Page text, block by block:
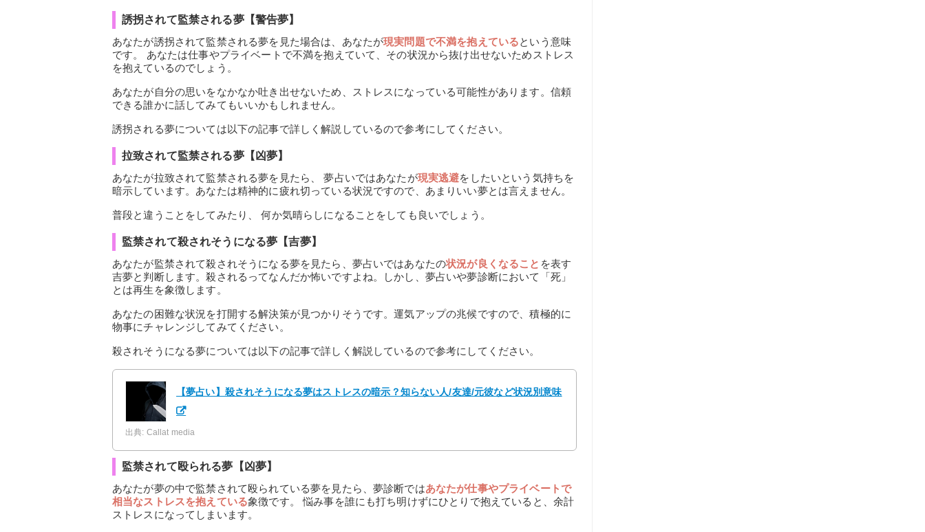
誘拐されて監禁される夢【警告夢】
あなたが誘拐されて監禁される夢を見た場合は、あなたが現実問題で不満を抱えているという意味
です。 あなたは仕事やプライベートで不満を抱えていて、その状況から抜け出せないためストレス
を抱えているのでしょう。
あなたが自分の思いをなかなか吐き出せないため、ストレスになっている可能性があります。信頼
できる誰かに話してみてもいいかもしれません。
誘拐される夢については以下の記事で詳しく解説しているので参考にしてください。
拉致されて監禁される夢【凶夢】
あなたが拉致されて監禁される夢を見たら、 夢占いではあなたが現実逃避をしたいという気持ちを
暗示しています。あなたは精神的に疲れ切っている状況ですので、あまりいい夢とは言えません。
普段と違うことをしてみたり、 何か気晴らしになることをしても良いでしょう。
監禁されて殺されそうになる夢【吉夢】
あなたが監禁されて殺されそうになる夢を見たら、夢占いではあなたの状況が良くなること を表す
吉夢と判断します。殺されるってなんだか怖いですよね。しかし、夢占いや夢診断において「死」
とは再生を象徴します。
あなたの困難な状況を打開する解決策が見つかりそうです。運気アップの兆候ですので、積極的に
物事にチャレンジしてみてください。
殺されそうになる夢については以下の記事で詳しく解説しているので参考にしてください。
【夢占い】殺されそうになる夢はストレスの暗示？知らない人/友達/元彼など状況別意味
出典: Callat media
監禁されて殴られる夢【凶夢】
あなたが夢の中で監禁されて殴られている夢を見たら、夢診断ではあなたが仕事やプライベートで
相当なストレスを抱えている象徴です。 悩み事を誰にも打ち明けずにひとりで抱えていると、余計
ストレスになってしまいます。